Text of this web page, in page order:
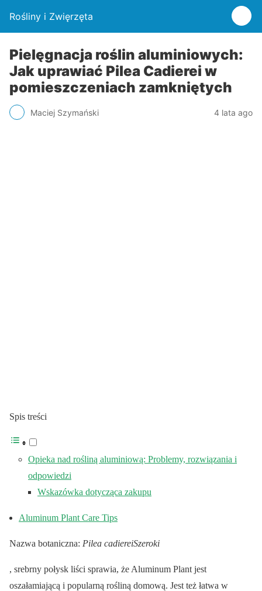
Rośliny i Zwięrzęta
Pielęgnacja roślin aluminiowych:
Jak uprawiać Pilea Cadierei w
pomieszczeniach zamkniętych
Maciej Szymański 4 lata ago
Spis treści
Opieka nad rośliną aluminiową: Problemy, rozwiązania i
odpowiedzi
Wskazówka dotycząca zakupu
Aluminum Plant Care Tips
Nazwa botaniczna: Pilea cadiereiSzeroki
, srebrny połysk liści sprawia, że Aluminum Plant jest
oszałamiającą i popularną rośliną domową. Jest też łatwa w